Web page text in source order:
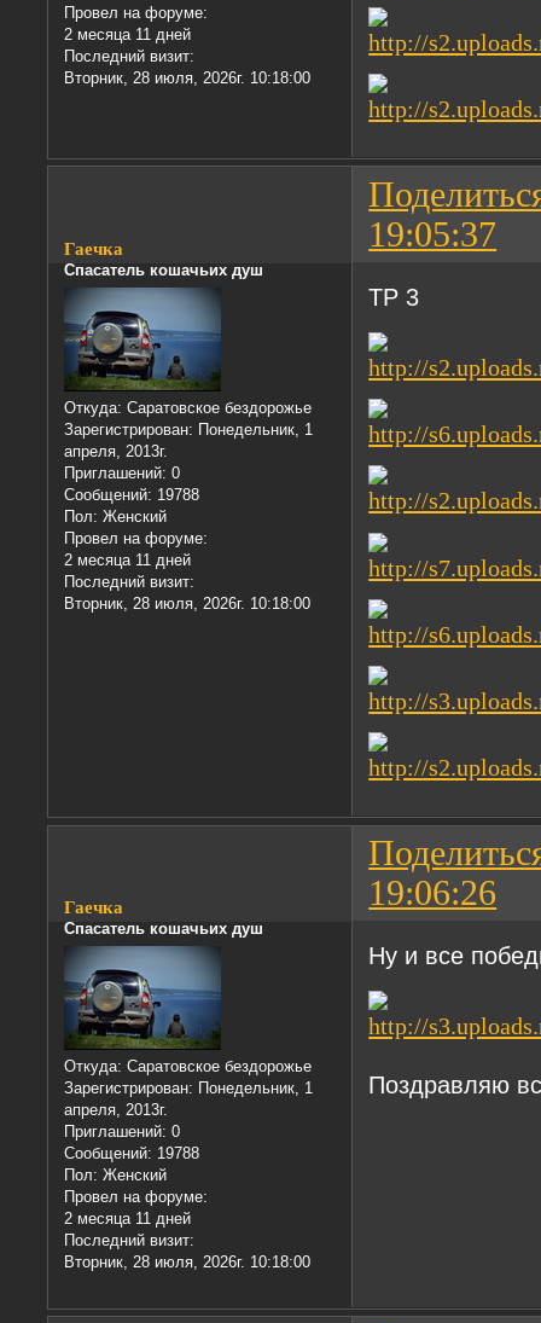
Провел на форуме:
2 месяца 11 дней
Последний визит:
Вторник, 28 июля, 2026г. 10:18:00
19:05:37
Гаечка
Спасатель кошачьих душ
Откуда: Саратовское бездорожье
Зарегистрирован: Понедельник, 1
апреля, 2013г.
Приглашений: 0
Сообщений: 19788
Пол: Женский
Провел на форуме:
2 месяца 11 дней
Последний визит:
Вторник, 28 июля, 2026г. 10:18:00
ТР 3
19:06:26
Гаечка
Спасатель кошачьих душ
Откуда: Саратовское бездорожье
Зарегистрирован: Понедельник, 1
апреля, 2013г.
Приглашений: 0
Сообщений: 19788
Пол: Женский
Провел на форуме:
2 месяца 11 дней
Последний визит:
Вторник, 28 июля, 2026г. 10:18:00
Ну и все
Поздравляю